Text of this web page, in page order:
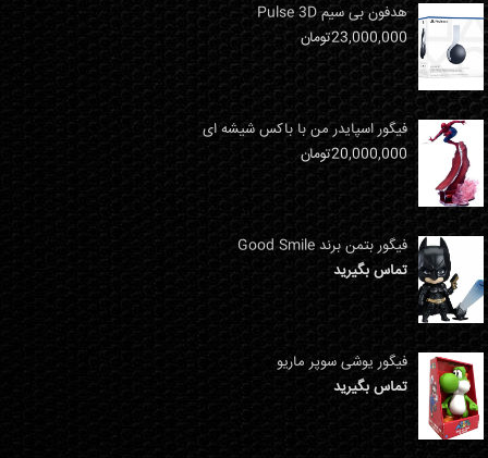
هدفون بی سیم Pulse 3D
23,000,000تومان
فیگور اسپایدر من با باکس شیشه ای
20,000,000تومان
فیگور بتمن برند Good Smile
تماس بگیرید
فیگور یوشی سوپر ماریو
تماس بگیرید